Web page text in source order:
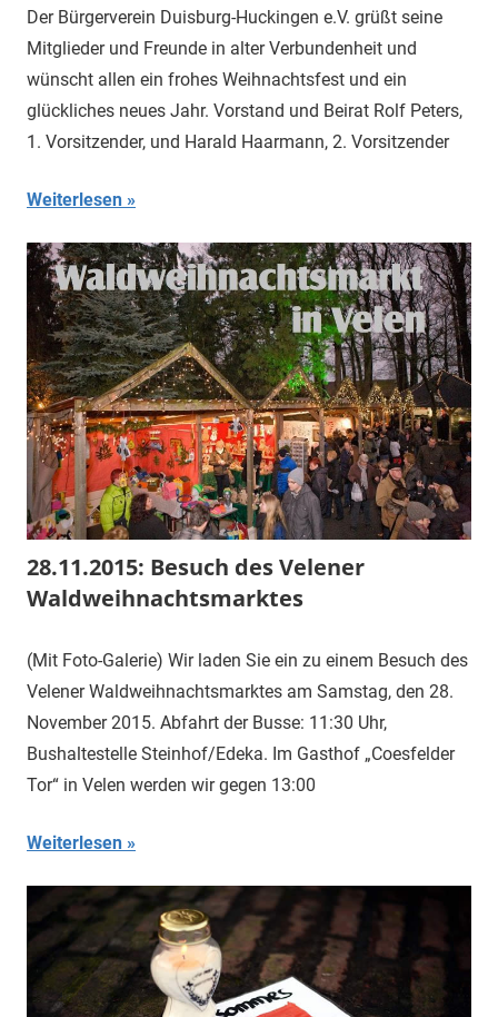
Der Bürgerverein Duisburg-Huckingen e.V. grüßt seine
Mitglieder und Freunde in alter Verbundenheit und
wünscht allen ein frohes Weihnachtsfest und ein
glückliches neues Jahr. Vorstand und Beirat Rolf Peters,
1. Vorsitzender, und Harald Haarmann, 2. Vorsitzender
Weiterlesen
28.11.2015: Besuch des Velener
Waldweihnachtsmarktes
(Mit Foto-Galerie) Wir laden Sie ein zu einem Besuch des
Velener Waldweihnachtsmarktes am Samstag, den 28.
November 2015. Abfahrt der Busse: 11:30 Uhr,
Bushaltestelle Steinhof/Edeka. Im Gasthof „Coesfelder
Tor“ in Velen werden wir gegen 13:00
Weiterlesen